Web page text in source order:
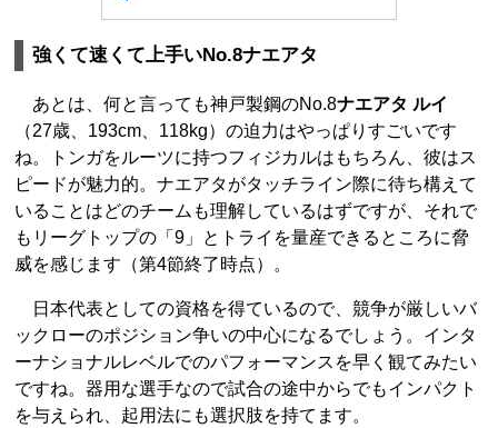
強くて速くて上手いNo.8ナエアタ
あとは、何と言っても神戸製鋼のNo.8ナエアタ ルイ
（27歳、193cm、118kg）の迫力はやっぱりすごいです
ね。トンガをルーツに持つフィジカルはもちろん、彼はス
ピードが魅力的。ナエアタがタッチライン際に待ち構えて
いることはどのチームも理解しているはずですが、それで
もリーグトップの「9」とトライを量産できるところに脅
威を感じます（第4節終了時点）。
日本代表としての資格を得ているので、競争が厳しいバ
ックローのポジション争いの中心になるでしょう。インタ
ーナショナルレベルでのパフォーマンスを早く観てみたい
ですね。器用な選手なので試合の途中からでもインパクト
を与えられ、起用法にも選択肢を持てます。